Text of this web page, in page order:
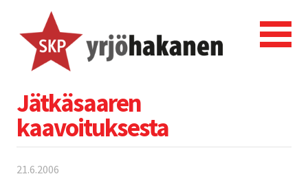
Jätkäsaaren
kaavoituksesta
21.6.2006